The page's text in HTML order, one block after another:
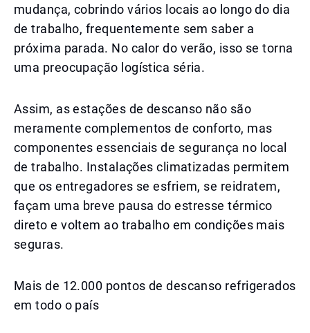
mudança, cobrindo vários locais ao longo do dia
de trabalho, frequentemente sem saber a
próxima parada. No calor do verão, isso se torna
uma preocupação logística séria.
Assim, as estações de descanso não são
meramente complementos de conforto, mas
componentes essenciais de segurança no local
de trabalho. Instalações climatizadas permitem
que os entregadores se esfriem, se reidratem,
façam uma breve pausa do estresse térmico
direto e voltem ao trabalho em condições mais
seguras.
Mais de 12.000 pontos de descanso refrigerados
em todo o país